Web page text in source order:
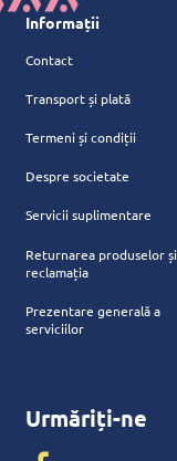
Informații
Contact
Transport și plată
Termeni și condiții
Despre societate
Servicii suplimentare
Returnarea produselor și
reclamația
Prezentare generală a
serviciilor
Urmăriți-ne